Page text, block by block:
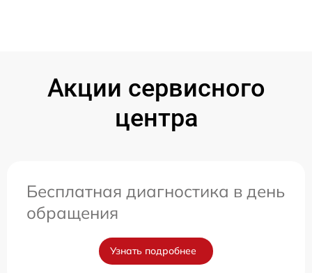
Акции сервисного
центра
Бесплатная диагностика в день
обращения
Узнать подробнее